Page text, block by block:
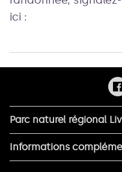
ici :
Parc naturel régional
Informations